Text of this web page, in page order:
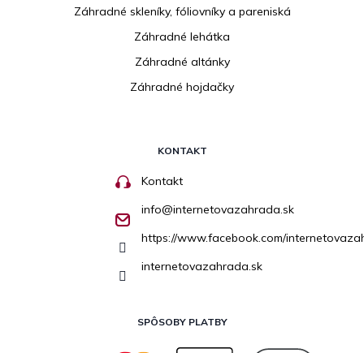
Záhradné skleníky, fóliovníky a pareniská
Záhradné lehátka
Záhradné altánky
Záhradné hojdačky
KONTAKT
Kontakt
info@internetovazahrada.sk
https://www.facebook.com/
internetovazahrada.sk
SPÔSOBY PLATBY